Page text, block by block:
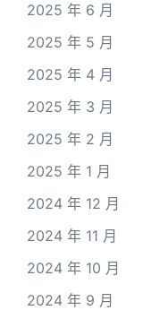
2025 年 6 月
2025 年 5 月
2025 年 4 月
2025 年 3 月
2025 年 2 月
2025 年 1 月
2024 年 12 月
2024 年 11 月
2024 年 10 月
2024 年 9 月